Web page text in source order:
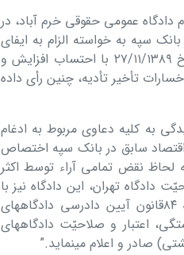
شماره ١۴٠٢٣۶٣٩٠٠٠١٣۶٣٧٢٠ـ ۶/۴/١۴٠٢ شعبه سوم دادگاه عمومی حقوقی خرم آباد، در
سپه به خواسته الزام به ایفای
تعھد مالی مبنی بر صدور و تسلیم اوراق مطابق پذیره نویسی اولیّه مورخ ٢٧/١١/١٣٨٩ با احتساب افزایش و
تأخیر تأدیه، چنین رأی داده
به کلیه دعاوی مربوط به ادغام
سابق در بانک سپه اختصاص
نقض تمامی آراء توسط اکثر
تھران، این دادگاه نیز با
لحاظ استدلالات پیشتر گفته شده به استناد ماده ٨٩ناظر به بند ١ماده ٨۴قانون آیین دادرسی دادگاهھای
عدم صلاحیّت به شایستگی، اعتبار و صلاحیّت دادگاهھای